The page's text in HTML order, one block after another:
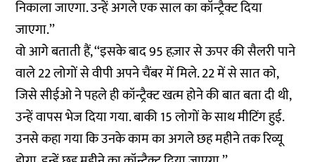
निकाला जाएगा. उन्हें अगले एक साल का कॉन्ट्रैक्ट दिया
जाएगा.’’
वो आगे बताती हैं, ‘‘इसके बाद 95 हज़ार से ऊपर की सैलरी पाने
वाले 22 लोगों से वीपी अपने चैंबर में मिले. 22 में से सात को,
जिसे सीईओ ने पहले ही कॉन्ट्रैक्ट खत्म होने की बात बता दी थी,
उन्हें वापस भेज दिया गया. बाकी 15 लोगों के साथ मीटिंग हुई.
उनसे कहा गया कि उनके काम का अगले छह महीने तक रिव्यू